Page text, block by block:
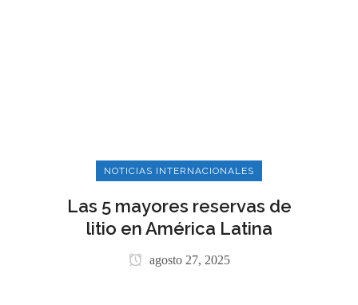
NOTICIAS INTERNACIONALES
Las 5 mayores reservas de
litio en América Latina
agosto 27, 2025